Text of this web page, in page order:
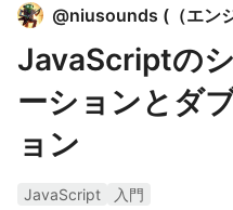
@niusounds ( （エ
JavaScriptの
ーションとダ
ョン
JavaScript
入門